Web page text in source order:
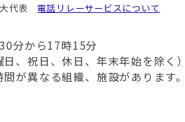
代表 電話リレーサービスについて
分から17時15分
日、祝日、休日、年末年始を除く）
が異なる組織、施設があります。